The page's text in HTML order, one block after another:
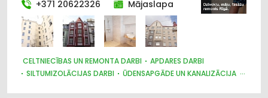
+371 20622326 Mājaslapa
CELTNIECĪBAS UN REMONTA DARBI
APDARES DARBI
SILTUMIZOLĀCIJAS DARBI
ŪDENSAPGĀDE UN KANALIZĀCIJA